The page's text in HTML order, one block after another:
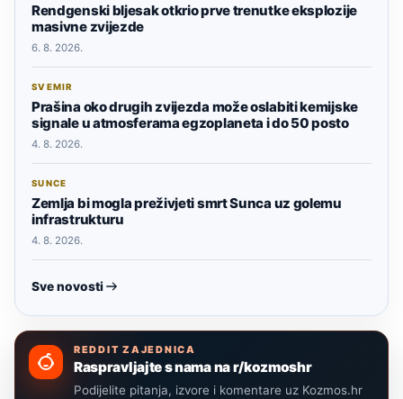
Rendgenski bljesak otkrio prve trenutke eksplozije
masivne zvijezde
6. 8. 2026.
SVEMIR
Prašina oko drugih zvijezda može oslabiti kemijske
signale u atmosferama egzoplaneta i do 50 posto
4. 8. 2026.
SUNCE
Zemlja bi mogla preživjeti smrt Sunca uz golemu
infrastrukturu
4. 8. 2026.
Sve novosti
REDDIT ZAJEDNICA
Raspravljajte s nama na r/kozmoshr
Podijelite pitanja, izvore i komentare uz Kozmos.hr